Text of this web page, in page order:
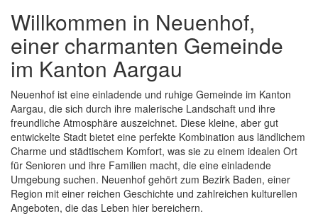
Willkommen in Neuenhof,
einer charmanten Gemeinde
im Kanton Aargau
Neuenhof ist eine einladende und ruhige Gemeinde im Kanton
Aargau, die sich durch ihre malerische Landschaft und ihre
freundliche Atmosphäre auszeichnet. Diese kleine, aber gut
entwickelte Stadt bietet eine perfekte Kombination aus ländlichem
Charme und städtischem Komfort, was sie zu einem idealen Ort
für Senioren und ihre Familien macht, die eine einladende
Umgebung suchen. Neuenhof gehört zum Bezirk Baden, einer
Region mit einer reichen Geschichte und zahlreichen kulturellen
Angeboten, die das Leben hier bereichern.